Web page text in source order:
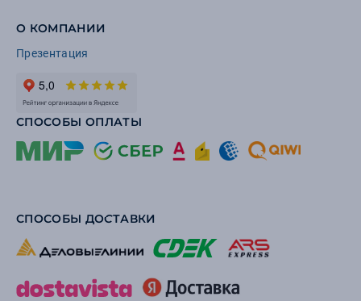
О КОМПАНИИ
Презентация
СПОСОБЫ ОПЛАТЫ
СПОСОБЫ ДОСТАВКИ